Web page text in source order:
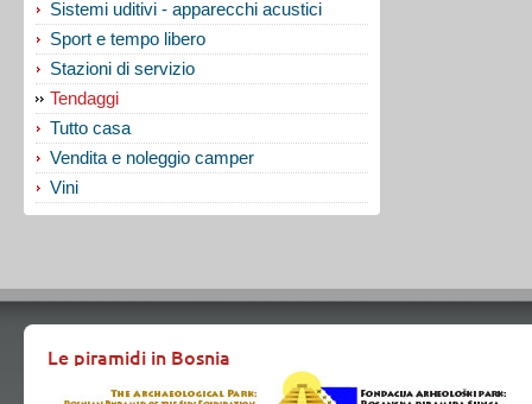
Sistemi uditivi - apparecchi acustici
Sport e tempo libero
Stazioni di servizio
Tendaggi
Tutto casa
Vendita e noleggio camper
Vini
Le piramidi in Bosnia